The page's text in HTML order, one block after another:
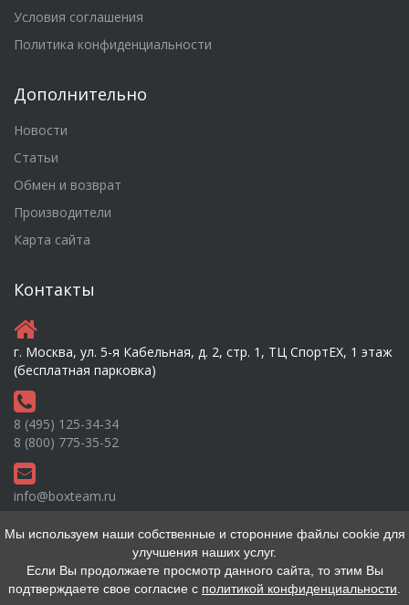
Условия соглашения
Политика конфиденциальности
Дополнительно
Новости
Статьи
Обмен и возврат
Производители
Карта сайта
Контакты
г. Москва, ул. 5-я Кабельная, д. 2, стр. 1, ТЦ СпортEX, 1 этаж
(бесплатная парковка)
8 (495) 125-34-34
8 (800) 775-35-52
info@boxteam.ru
Мы используем наши собственные и сторонние файлы cookie для
улучшения наших услуг.
Если Вы продолжаете просмотр данного сайта, то этим Вы
подтверждаете свое согласие с политикой конфиденциальности